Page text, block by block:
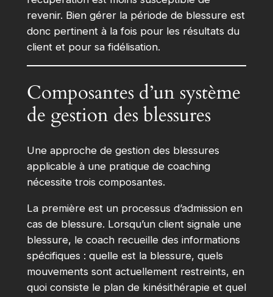
revenir. Bien gérer la période de blessure est
donc pertinent à la fois pour les résultats du
client et pour sa fidélisation.
Composantes d’un système
de gestion des blessures
Une approche de gestion des blessures
applicable à une pratique de coaching
nécessite trois composantes.
La première est un processus d’admission en
cas de blessure. Lorsqu’un client signale une
blessure, le coach recueille des informations
spécifiques : quelle est la blessure, quels
mouvements sont actuellement restreints, en
quoi consiste le plan de kinésithérapie et quel